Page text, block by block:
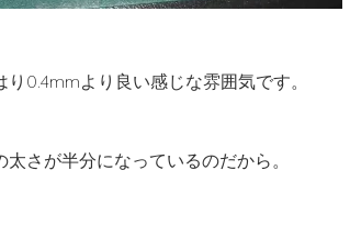
0.4mmより良い感じな雰囲気です。
さが半分になっているのだから。